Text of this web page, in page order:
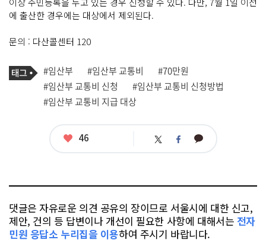
에 출산한 경우에는 대상에서 제외된다.
문의 : 다산콜센터 120
기
사
관
련
태
태
그
#임산부 #임산부 교통비
#70만원
#임산부 교통비 신청
#임산부 교통비 신청방법
#임산부 교통비 지급 대상
좋
46 트 페 카
댓글은 자유로운 의견 공유의 장이므로 서울시에 대한 신고,
제안, 건의 등 답변이나 개선이 필요한 사항에 대해서는 전자
민원 응답소 누리집을 이용하여 주시기 바랍니다.